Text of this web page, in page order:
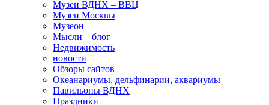
Музеи ВДНХ – ВВЦ
Музеи Москвы
Музеон
Мысли – блог
Недвижимость
новости
Обзоры сайтов
Океанариумы, дельфинарии, аквариумы
Павильоны ВДНХ
Праздники